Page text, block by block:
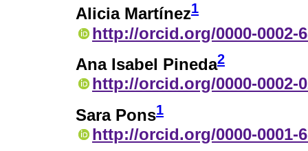
Alicia Martínez1
http://orcid.org/0000-0002-
Ana Isabel Pineda2
http://orcid.org/0000-0002-
Sara Pons1
http://orcid.org/0000-0001-